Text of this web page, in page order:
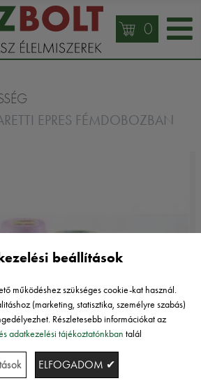
0
EPRES FÉMDOBOZBAN
beállítások
működéshez szükséges cookie-kat használ.
(marketing, statisztika, személyre szabás)
Részletesebb információkat az
adatkezelési tájékoztatónkban talál
ELFOGADOM ✔